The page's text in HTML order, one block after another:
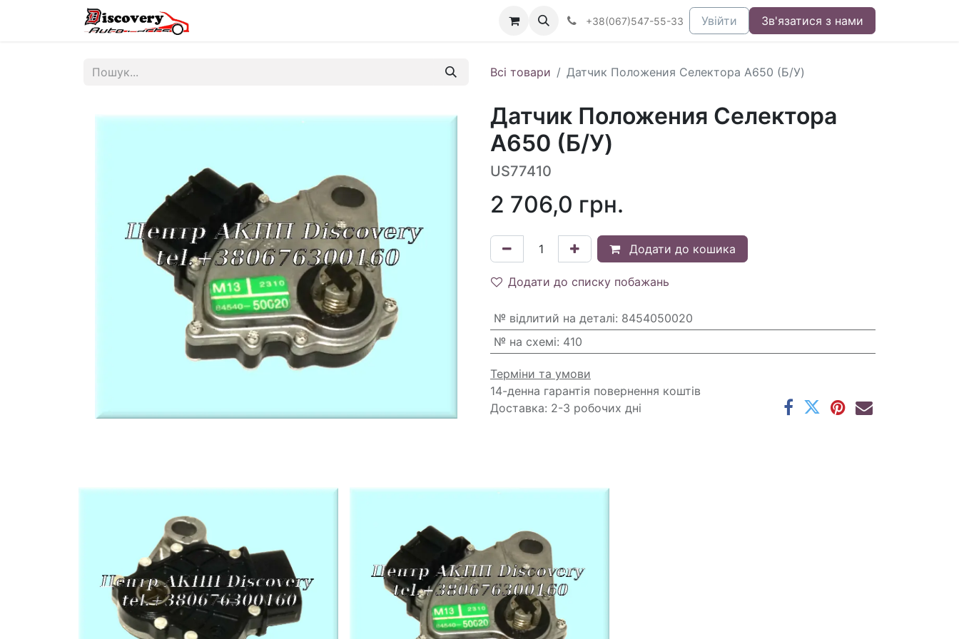
+38(067)547-55-33 Увійти Зв'язатися з нами
Всі товари Датчик Положения Селектора A650 (Б/У)
Датчик Положения Селектора
A650 (Б/У)
US77410
2 706,0 грн.
Додати до кошика
Додати до списку побажань
№ відлитий на деталі: 8454050020
№ на схемі: 410
Терміни та умови
14-денна гарантія повернення коштів
Доставка: 2-3 робочих дні